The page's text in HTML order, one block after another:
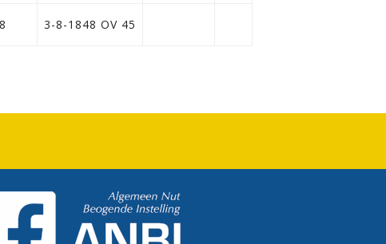
3-8-1848 OV 45